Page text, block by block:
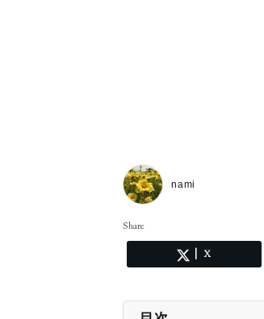
nami
Share
X